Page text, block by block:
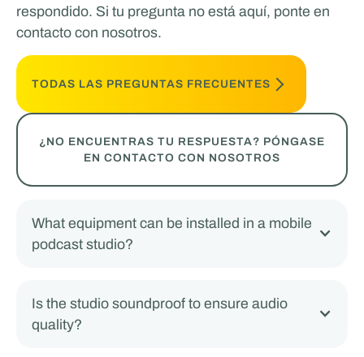
respondido. Si tu pregunta no está aquí, ponte en
contacto con nosotros.
TODAS LAS PREGUNTAS FRECUENTES
¿NO ENCUENTRAS TU RESPUESTA? PÓNGASE
EN CONTACTO CON NOSOTROS
What equipment can be installed in a mobile
podcast studio?
Is the studio soundproof to ensure audio
quality?